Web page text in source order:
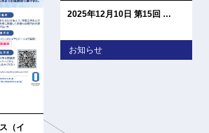
（イ
2025年12月10日 第15回 …
お知らせ